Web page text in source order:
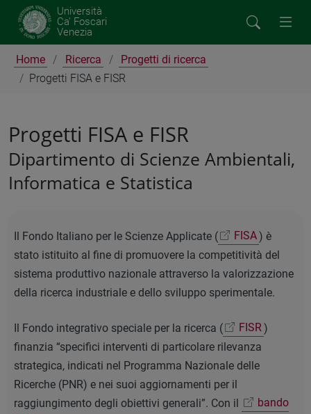
Università
Ca' Foscari
Venezia
Home Ricerca
Progetti di ricerca
Progetti FISA e FISR
Progetti FISA e FISR
Dipartimento di Scienze Ambientali,
Informatica e Statistica
Il Fondo Italiano per le Scienze Applicate ( FISA) è
stato istituito al fine di promuovere la competitività del
sistema produttivo nazionale attraverso la valorizzazione
della ricerca industriale e dello sviluppo sperimentale.
Il Fondo integrativo speciale per la ricerca ( FISR)
finanzia “specifici interventi di particolare rilevanza
strategica, indicati nel Programma Nazionale delle
Ricerche (PNR) e nei suoi aggiornamenti per il
raggiungimento degli obiettivi generali”. Con il
bando